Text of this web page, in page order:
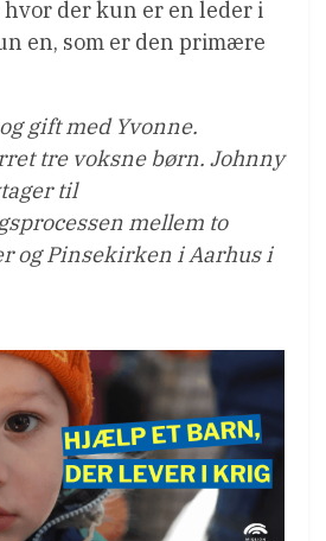
der kun er en leder i
en, som er den primære
gift med Yvonne.
tre voksne børn. Johnny
til
mellem to
og Pinsekirken i Aarhus i